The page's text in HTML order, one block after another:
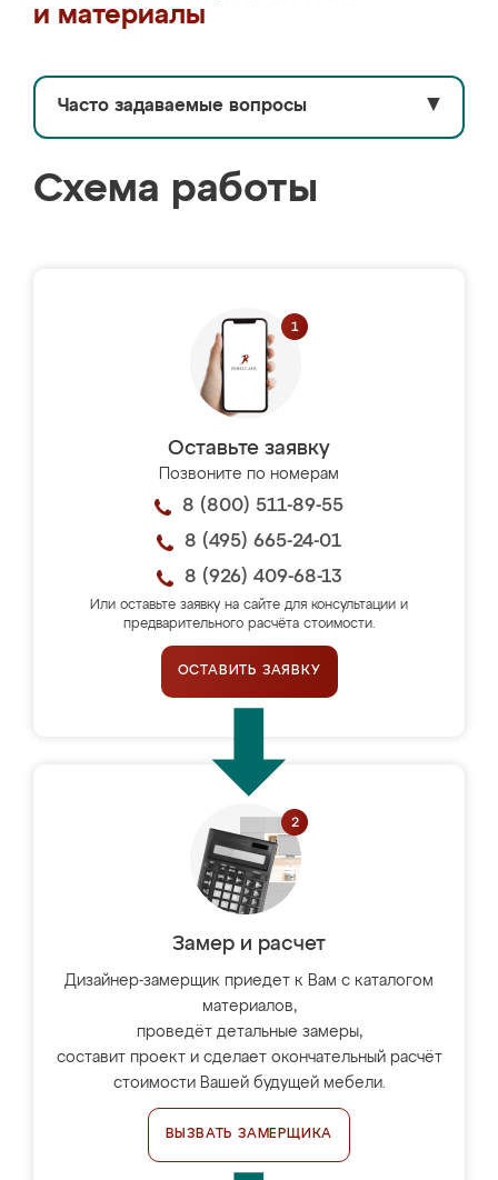
и материалы
Часто задаваемые вопросы ▼
Схема работы
Оставьте заявку
Позвоните по номерам
8 (800) 511-89-55
8 (495) 665-24-01
8 (926) 409-68-13
Или оставьте заявку на сайте для консультации и
предварительного расчёта стоимости.
ОСТАВИТЬ ЗАЯВКУ
Замер и расчет
Дизайнер-замерщик приедет к Вам с каталогом
материалов,
проведёт детальные замеры,
составит проект и сделает окончательный расчёт
стоимости Вашей будущей мебели.
ВЫЗВАТЬ ЗАМЕРЩИКА